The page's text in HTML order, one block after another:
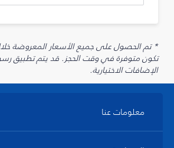
تكون متوفرة في وقت الحجز. قد يتم تطبيق
الإضافات الاختيارية.
معلومات عنا